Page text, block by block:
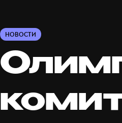
НОВОСТИ